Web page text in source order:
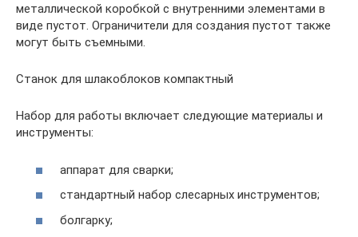
металлической коробкой с внутренними элементами в
виде пустот. Ограничители для создания пустот также
могут быть съемными.
Станок для шлакоблоков компактный
Набор для работы включает следующие материалы и
инструменты:
аппарат для сварки;
стандартный набор слесарных инструментов;
болгарку;